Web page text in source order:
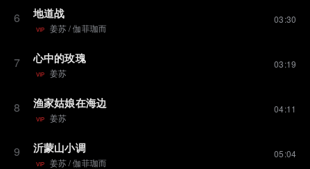
6 地道战
VIP 姜苏/伽菲珈而
03:30
7 心中的玫瑰
VIP 姜苏
03:19
8 渔家姑娘在海边
VIP 姜苏
04:11
9 沂蒙山小调
VIP 姜苏/伽菲珈而
05:04